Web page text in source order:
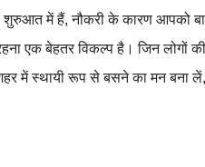
में हैं, नौकरी के कारण आपको
एक बेहतर विकल्प है। जिन लोगों
में स्थायी रूप से बसने का मन बना